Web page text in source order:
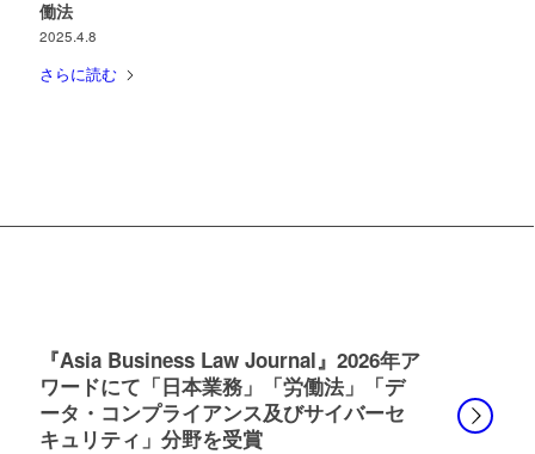
働法
2025.4.8
さらに読む
『Asia Business Law Journal』2026年ア
ワードにて「日本業務」「労働法」「デ
ータ・コンプライアンス及びサイバーセ
キュリティ」分野を受賞